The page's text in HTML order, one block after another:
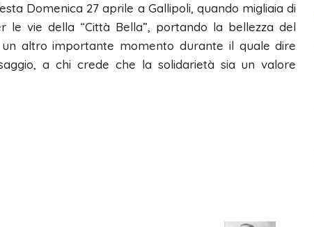
Domenica 27 aprile a Gallipoli, quando migliaia di
vie della “Città Bella”, portando la bellezza del
un altro importante momento durante il quale dire
a chi crede che la solidarietà sia un valore